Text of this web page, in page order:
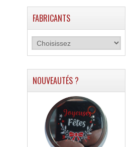
FABRICANTS
NOUVEAUTÉS ?